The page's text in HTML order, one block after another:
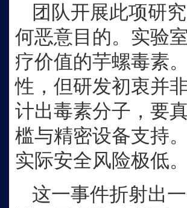
团队开展此项研
何恶意目的。实验
疗价值的芋螺毒素
性，但研发初衷并
计出毒素分子，要
槛与精密设备支持
实际安全风险极低。
这一事件折射出